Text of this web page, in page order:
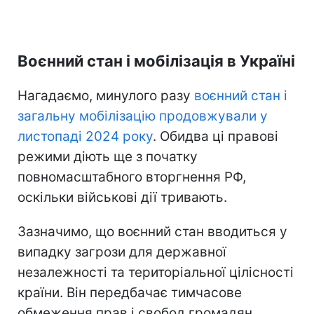
Воєнний стан і мобілізація в Україні
Нагадаємо, минулого разу воєнний стан і
загальну мобілізацію продовжували у
листопаді 2024 року. Обидва ці правові
режими діють ще з початку
повномасштабного вторгнення РФ,
оскільки військові дії тривають.
Зазначимо, що воєнний стан вводиться у
випадку загрози для державної
незалежності та територіальної цілісності
країни. Він передбачає тимчасове